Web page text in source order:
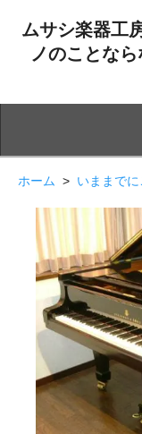
ムサシ楽器工
ノのことな
ホーム > いままで